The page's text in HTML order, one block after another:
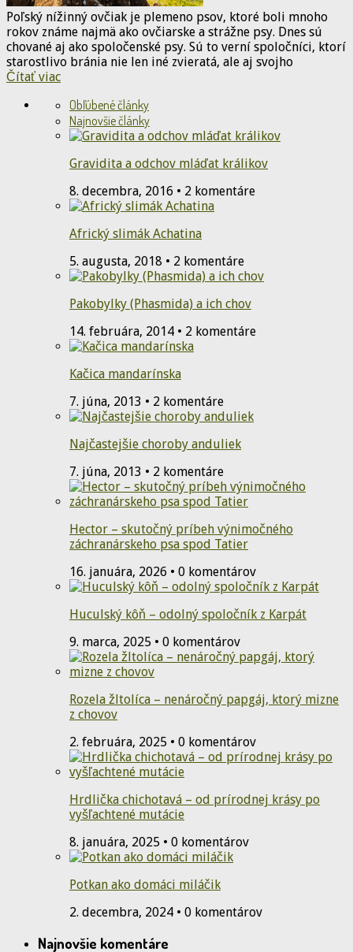
Poľský nížinný ovčiak je plemeno psov, ktoré boli mnoho
rokov známe najmä ako ovčiarske a strážne psy. Dnes sú
chované aj ako spoločenské psy. Sú to verní spoločníci, ktorí
starostlivo bránia nie len iné zvieratá, ale aj svojho
Čítať viac
Obľúbené články
Najnovšie články
Gravidita a odchov mláďat králikov
8. decembra, 2016 • 2 komentáre
Africký slimák Achatina
5. augusta, 2018 • 2 komentáre
Pakobylky (Phasmida) a ich chov
14. februára, 2014 • 2 komentáre
Kačica mandarínska
7. júna, 2013 • 2 komentáre
Najčastejšie choroby anduliek
7. júna, 2013 • 2 komentáre
Hector – skutočný príbeh výnimočného
záchranárskeho psa spod Tatier
16. januára, 2026 • 0 komentárov
Huculský kôň – odolný spoločník z Karpát
9. marca, 2025 • 0 komentárov
Rozela žltolíca – nenáročný papgáj, ktorý mizne
z chovov
2. februára, 2025 • 0 komentárov
Hrdlička chichotavá – od prírodnej krásy po
vyšľachtené mutácie
8. januára, 2025 • 0 komentárov
Potkan ako domáci miláčik
2. decembra, 2024 • 0 komentárov
Najnovšie komentáre